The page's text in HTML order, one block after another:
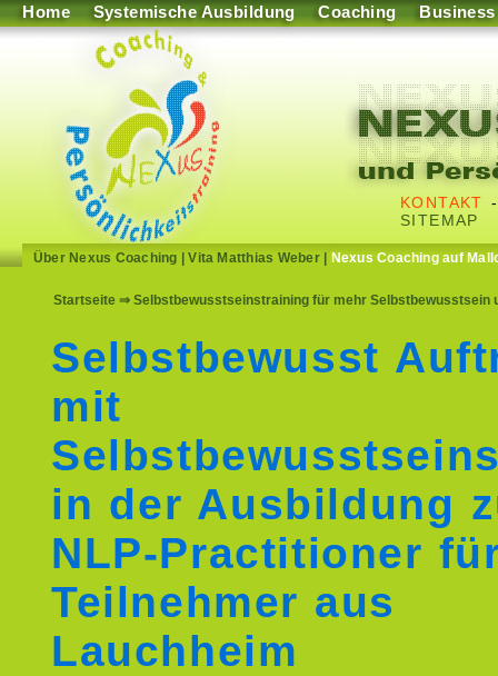
Home Systemische Ausbildung Coaching Business
KONTAKT
SITEMAP
Über Nexus Coaching |Vita Matthias Weber| Nexus Coaching auf
Startseite ⇒ Selbstbewusstseinstraining für mehr Selbstbewusstsein
Selbstbewusst
mit
in der Ausbildung
NLP-Practitioner
Teilnehmer aus
Lauchheim